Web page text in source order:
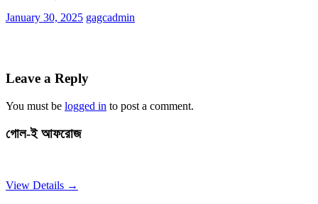
January 30, 2025 gagcadmin
Leave a Reply
You must be logged in to post a comment.
গোল-ই আফরোজ
View Details →